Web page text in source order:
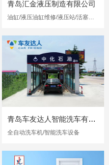
青岛汇金液压制造有限公司
油缸/液压油缸维修/液压站/活塞杆修复
青岛车友达人智能洗车有限公司
全自动洗车机/智能洗车设备